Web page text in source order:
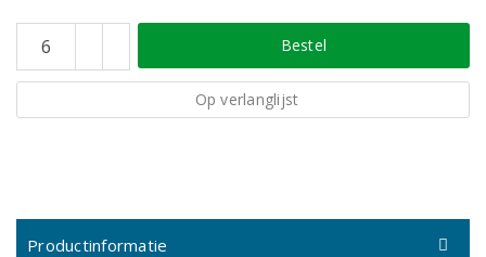
Bestel
Op verlanglijst
Productinformatie